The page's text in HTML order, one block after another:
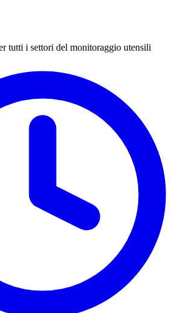
tutti i settori del monitoraggio utensili